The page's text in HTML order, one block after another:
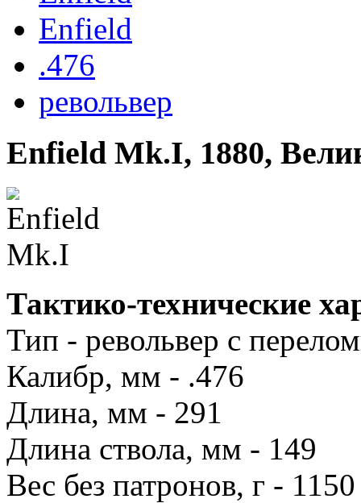
Enfield
.476
револьвер
Enfield Mk.I, 1880,
Тактико-технические
Тип - револьвер с
Калибр, мм - .476
Длина, мм - 291
Длина ствола, мм - 149
Вес без патронов, г - 1150